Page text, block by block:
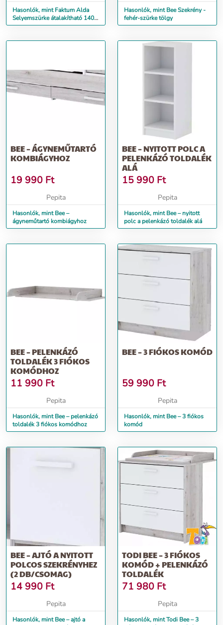
Hasonlók, mint Faktum Alda
Selyemszürke átalakítható 140-
es babaágy - Arctic szü...
Hasonlók, mint Bee Szekrény -
fehér-szürke tölgy
BEE – ÁGYNEMŰTARTÓ
KOMBIÁGYHOZ
19 990 Ft
Pepita
Hasonlók, mint Bee –
ágyneműtartó kombiágyhoz
BEE – NYITOTT POLC A
PELENKÁZÓ TOLDALÉK
ALÁ
15 990 Ft
Pepita
Hasonlók, mint Bee – nyitott
polc a pelenkázó toldalék alá
BEE – PELENKÁZÓ
TOLDALÉK 3 FIÓKOS
KOMÓDHOZ
11 990 Ft
Pepita
Hasonlók, mint Bee – pelenkázó
toldalék 3 fiókos komódhoz
BEE – 3 FIÓKOS KOMÓD
59 990 Ft
Pepita
Hasonlók, mint Bee – 3 fiókos
komód
BEE – AJTÓ A NYITOTT
POLCOS SZEKRÉNYHEZ
(2 DB/CSOMAG)
14 990 Ft
Pepita
Hasonlók, mint Bee – ajtó a
TODI BEE – 3 FIÓKOS
KOMÓD + PELENKÁZÓ
TOLDALÉK
71 980 Ft
Pepita
Hasonlók, mint Todi Bee – 3